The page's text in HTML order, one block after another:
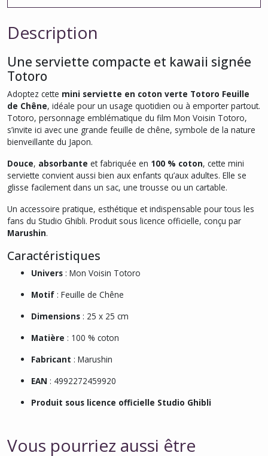
Description
Une serviette compacte et kawaii signée
Totoro
Adoptez cette mini serviette en coton verte Totoro Feuille
de Chêne, idéale pour un usage quotidien ou à emporter partout.
Totoro, personnage emblématique du film Mon Voisin Totoro,
s’invite ici avec une grande feuille de chêne, symbole de la nature
bienveillante du Japon.
Douce, absorbante et fabriquée en 100 % coton, cette mini
serviette convient aussi bien aux enfants qu’aux adultes. Elle se
glisse facilement dans un sac, une trousse ou un cartable.
Un accessoire pratique, esthétique et indispensable pour tous les
fans du Studio Ghibli. Produit sous licence officielle, conçu par
Marushin.
Caractéristiques
Univers : Mon Voisin Totoro
Motif : Feuille de Chêne
Dimensions : 25 x 25 cm
Matière : 100 % coton
Fabricant : Marushin
EAN : 4992272459920
Produit sous licence officielle Studio Ghibli
Vous pourriez aussi être